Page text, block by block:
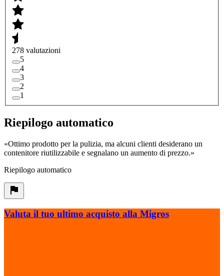
278 valutazioni
5
4
3
2
1
Riepilogo automatico
«Ottimo prodotto per la pulizia, ma alcuni clienti desiderano un
contenitore riutilizzabile e segnalano un aumento di prezzo.»
Riepilogo automatico
Valuta il tuo ultimo acquisto alla Migros